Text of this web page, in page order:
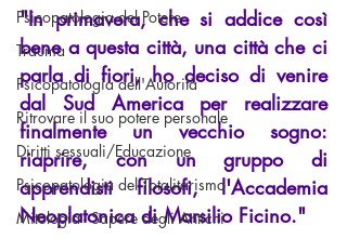
Psicopatologia del Potere
Trauma
Psicopatologia dell'Autorità
Ritrovare il suo potere personale
Diritti sessuali/Educazione
Psicopatologia del Totalitarismo
Mitologia - Sapere degli Antichi
"In primavera, che si addice così
bene a questa città, una città che ci
parla di fiori, ho deciso di venire
dal Sud America per realizzare
finalmente un vecchio sogno:
riaprire, con un gruppo di
apprendisti filosofi, l'Accademia
Neoplatonica di Marsilio Ficino."